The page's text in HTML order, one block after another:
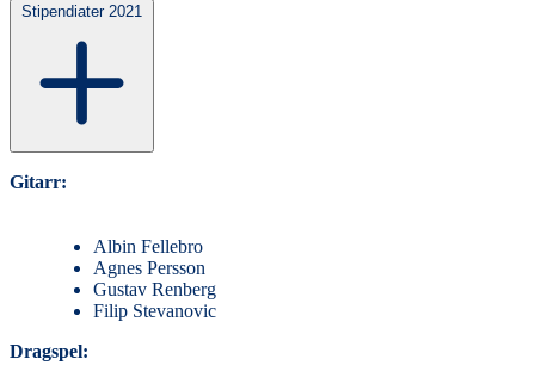
Stipendiater 2021
Gitarr:
Albin Fellebro
Agnes Persson
Gustav Renberg
Filip Stevanovic
Dragspel: